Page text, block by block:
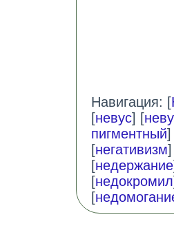
Навигация: [
[невус] [
пигментный]
[негативизм]
[недержание
[недокромил
[